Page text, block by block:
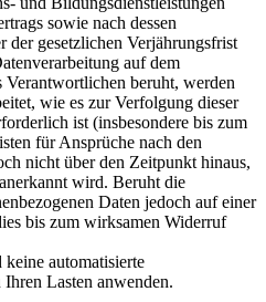
sowie nach dessen
der gesetzlichen Verjährungsfrist
auf dem
Verantwortlichen beruht, werden
wie es zur Verfolgung dieser
ist (insbesondere bis zum
für Ansprüche nach den
nicht über den Zeitpunkt hinaus,
wird. Beruht die
Daten jedoch auf einer
bis zum wirksamen Widerruf
automatisierte
Lasten anwenden.